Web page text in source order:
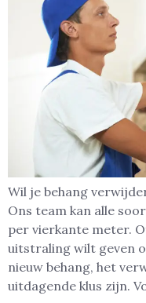
Wil je behang
Ons team kan alle
per vierkante meter.
uitstraling wilt geven
nieuw behang, het
uitdagende klus zijn.